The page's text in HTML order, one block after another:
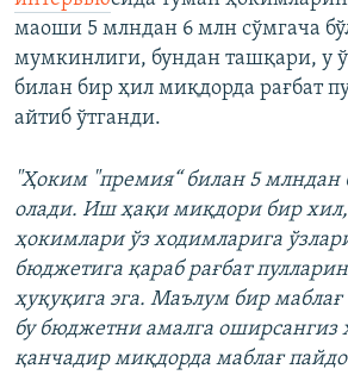
маоши 5 млндан 6 млн сўмгача
мумкинлиги, бундан ташқари, у
билан бир ҳил миқдорда рағбат
айтиб ўтганди.
"Ҳоким "премия“ билан 5 млндан
олади. Иш ҳақи миқдори бир
ҳокимлари ўз ходимларига
бюджетига қараб рағбат
ҳуқуқига эга. Маълум бир маблағ
бу бюджетни амалга оширсангиз
қанчадир миқдорда маблағ